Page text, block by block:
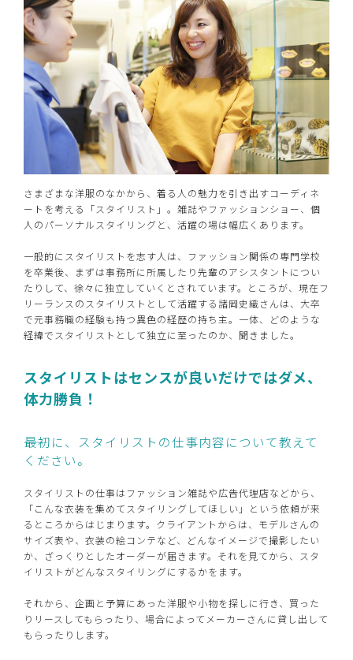
さまざまな洋服のなかから、着る人の魅力を引き出すコーディネ
ートを考える「スタイリスト」。雑誌やファッションショー、個
人のパーソナルスタイリングと、活躍の場は幅広くあります。
一般的にスタイリストを志す人は、ファッション関係の専門学校
を卒業後、まずは事務所に所属したり先輩のアシスタントについ
たりして、徐々に独立していくとされています。ところが、現在フ
リーランスのスタイリストとして活躍する諸岡史織さんは、大卒
で元事務職の経験も持つ異色の経歴の持ち主。一体、どのような
経緯でスタイリストとして独立に至ったのか、聞きました。
スタイリストはセンスが良いだけではダメ、
体力勝負！
――最初に、スタイリストの仕事内容について教えて
ください。
スタイリストの仕事はファッション雑誌や広告代理店などから、
「こんな衣装を集めてスタイリングしてほしい」という依頼が来
るところからはじまります。クライアントからは、モデルさんの
サイズ表や、衣装の絵コンテなど、どんなイメージで撮影したい
か、ざっくりとしたオーダーが届きます。それを見てから、スタ
イリストがどんなスタイリングにするかをます。
それから、企画と予算にあった洋服や小物を探しに行き、買った
りリースしてもらったり、場合によってメーカーさんに貸し出して
もらったりします。